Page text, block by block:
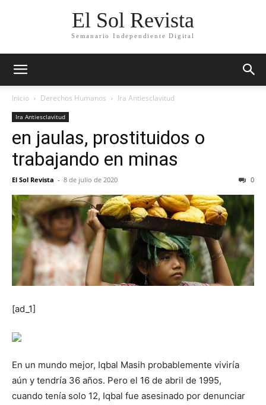
El Sol Revista
Semanario Independiente Digital
Inicio Derechos Humanos Ira Antiesclavitud
Ira Antiesclavitud
en jaulas, prostituidos o
trabajando en minas
El Sol Revista - 8 de julio de 2020 0
[ad_1]
En un mundo mejor, Iqbal Masih probablemente viviría
aún y tendría 36 años. Pero el 16 de abril de 1995,
cuando tenía solo 12, Iqbal fue asesinado por denunciar